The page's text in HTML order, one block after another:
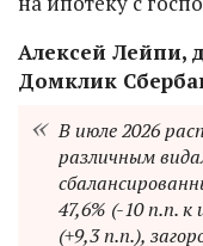
Алексей Лейпи,
Домклик
В июле 2026
различным
47,6% (-10 п.п.
(+9,3 п.п.),